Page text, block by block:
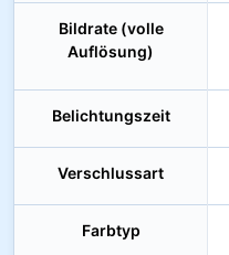
Bildrate (volle
Auflösung)
Belichtungszeit
Verschlussart
Farbtyp